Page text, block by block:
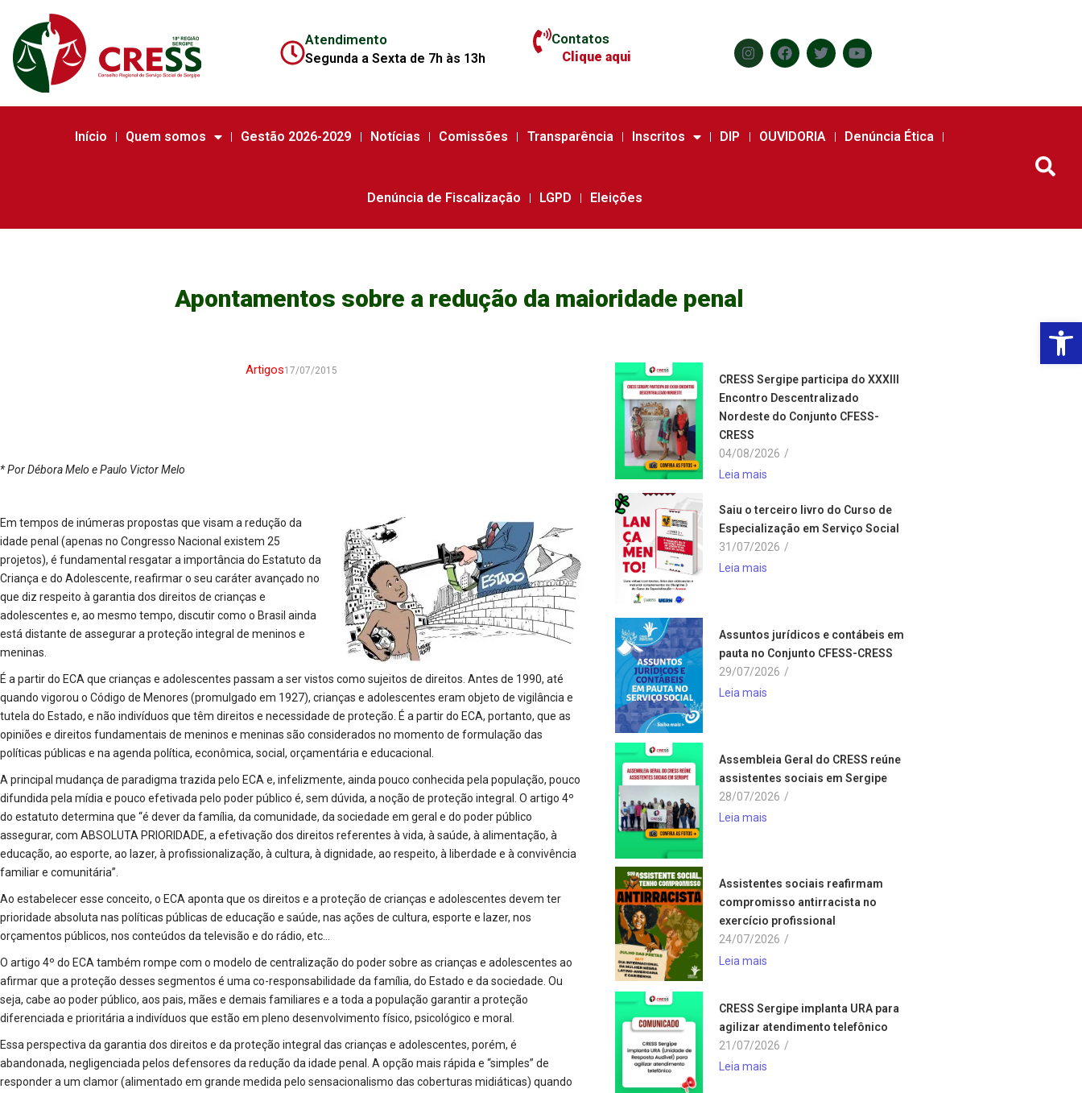
Atendimento
Segunda a Sexta de 7h às 13h
Contatos
Clique aqui
Início Quem somos Gestão 2026-2029 Notícias Comissões Transparência Inscritos DIP OUVIDORIA Denúncia Ética
Denúncia de Fiscalização LGPD Eleições
Apontamentos sobre a redução da maioridade penal
Artigos17/07/2015
* Por Débora Melo e Paulo Victor Melo
Em tempos de inúmeras propostas que visam a redução da
idade penal (apenas no Congresso Nacional existem 25
projetos), é fundamental resgatar a importância do Estatuto da
Criança e do Adolescente, reafirmar o seu caráter avançado no
que diz respeito à garantia dos direitos de crianças e
adolescentes e, ao mesmo tempo, discutir como o Brasil ainda
está distante de assegurar a proteção integral de meninos e
meninas.
É a partir do ECA que crianças e adolescentes passam a ser vistos como sujeitos de direitos. Antes de 1990, até
quando vigorou o Código de Menores (promulgado em 1927), crianças e adolescentes eram objeto de vigilância e
tutela do Estado, e não indivíduos que têm direitos e necessidade de proteção. É a partir do ECA, portanto, que as
opiniões e direitos fundamentais de meninos e meninas são considerados no momento de formulação das
políticas públicas e na agenda política, econômica, social, orçamentária e educacional.
A principal mudança de paradigma trazida pelo ECA e, infelizmente, ainda pouco conhecida pela população, pouco
difundida pela mídia e pouco efetivada pelo poder público é, sem dúvida, a noção de proteção integral. O artigo 4º
do estatuto determina que “é dever da família, da comunidade, da sociedade em geral e do poder público
assegurar, com ABSOLUTA PRIORIDADE, a efetivação dos direitos referentes à vida, à saúde, à alimentação, à
educação, ao esporte, ao lazer, à profissionalização, à cultura, à dignidade, ao respeito, à liberdade e à convivência
familiar e comunitária”.
Ao estabelecer esse conceito, o ECA aponta que os direitos e a proteção de crianças e adolescentes devem ter
prioridade absoluta nas políticas públicas de educação e saúde, nas ações de cultura, esporte e lazer, nos
orçamentos públicos, nos conteúdos da televisão e do rádio, etc…
O artigo 4º do ECA também rompe com o modelo de centralização do poder sobre as crianças e adolescentes ao
afirmar que a proteção desses segmentos é uma co-responsabilidade da família, do Estado e da sociedade. Ou
seja, cabe ao poder público, aos pais, mães e demais familiares e a toda a população garantir a proteção
diferenciada e prioritária a indivíduos que estão em pleno desenvolvimento físico, psicológico e moral.
Essa perspectiva da garantia dos direitos e da proteção integral das crianças e adolescentes, porém, é
abandonada, negligenciada pelos defensores da redução da idade penal. A opção mais rápida e “simples” de
responder a um clamor (alimentado em grande medida pelo sensacionalismo das coberturas midiáticas) quando
CRESS Sergipe participa do XXXIII
Encontro Descentralizado
Nordeste do Conjunto CFESS-
CRESS
04/08/2026 /
Leia mais
Saiu o terceiro livro do Curso de
Especialização em Serviço Social
31/07/2026 /
Leia mais
Assuntos jurídicos e contábeis em
pauta no Conjunto CFESS-CRESS
29/07/2026 /
Leia mais
Assembleia Geral do CRESS reúne
assistentes sociais em Sergipe
28/07/2026 /
Leia mais
Assistentes sociais reafirmam
compromisso antirracista no
exercício profissional
24/07/2026 /
Leia mais
CRESS Sergipe implanta URA para
agilizar atendimento telefônico
21/07/2026 /
Leia mais